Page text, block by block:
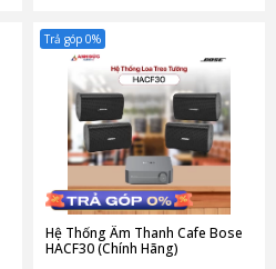
Trả góp 0%
Hệ Thống Âm Thanh Cafe Bose
HACF30 (Chính Hãng)